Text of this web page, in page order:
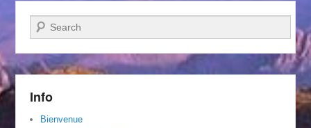
Recherche
Info
Bienvenue